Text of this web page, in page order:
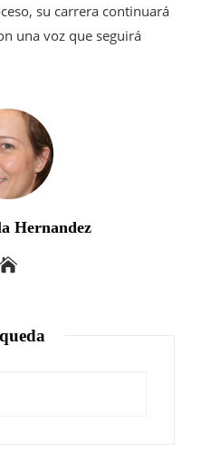
su carrera continuará
una voz que seguirá
Hernandez